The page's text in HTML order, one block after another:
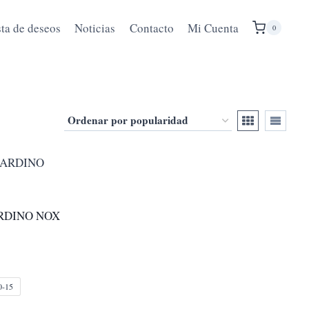
de deseos Noticias Contacto Mi Cuenta 0
NOX
15